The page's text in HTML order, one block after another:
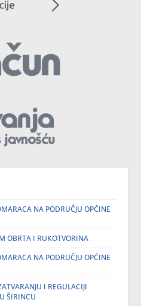
NA PODRUČJU OPĆINE
OBRTA I RUKOTVORINA
NA PODRUČJU OPĆINE
I REGULACIJI
ŠIRINCU